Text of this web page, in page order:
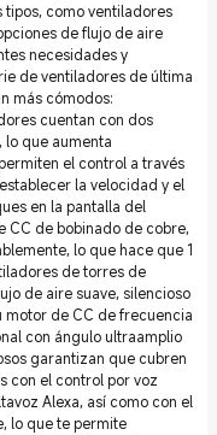
tipos, como ventiladores
de flujo de aire
necesidades y
de ventiladores de última
más cómodos:
cuentan con dos
lo que aumenta
el control a través
la velocidad y el
en la pantalla del
CC de bobinado de cobre,
lo que hace que 1
de torres de
de aire suave, silencioso
de CC de frecuencia
con ángulo ultraamplio
garantizan que cubren
con el control por voz
Alexa, así como con el
lo que te permite